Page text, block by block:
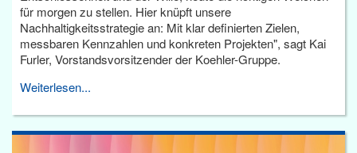
für morgen zu stellen. Hier knüpft unsere
Nachhaltigkeitsstrategie an: Mit klar definierten Zielen,
messbaren Kennzahlen und konkreten Projekten", sagt Kai
Furler, Vorstandsvorsitzender der Koehler-Gruppe.
Weiterlesen...